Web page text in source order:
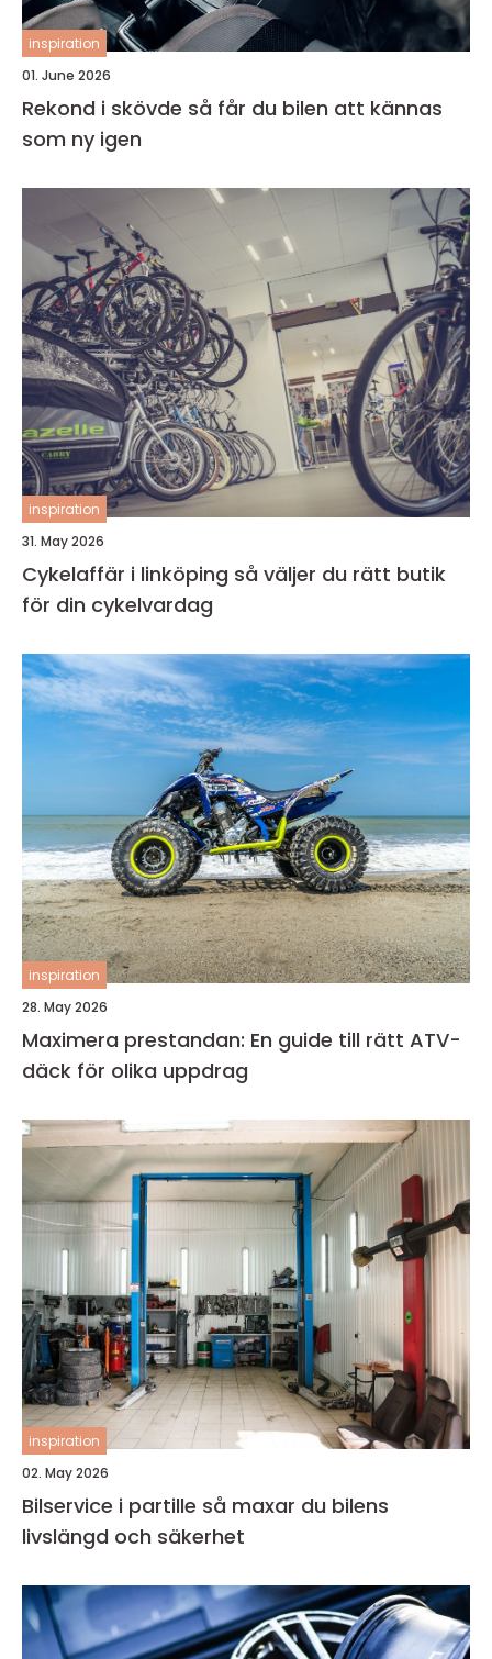
inspiration
01. June 2026
Rekond i skövde så får du bilen att kännas
som ny igen
inspiration
31. May 2026
Cykelaffär i linköping så väljer du rätt butik
för din cykelvardag
inspiration
28. May 2026
Maximera prestandan: En guide till rätt ATV-
däck för olika uppdrag
inspiration
02. May 2026
Bilservice i partille så maxar du bilens
livslängd och säkerhet